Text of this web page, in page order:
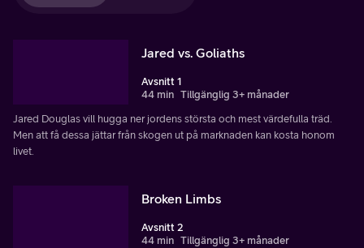
Jared vs. Goliaths
Avsnitt 1
44 min Tillgänglig 3+ månader
Jared Douglas vill hugga ner jordens största och mest värdefulla träd.
Men att få dessa jättar från skogen ut på marknaden kan kosta honom
livet.
Broken Limbs
Avsnitt 2
44 min Tillgänglig 3+ månader